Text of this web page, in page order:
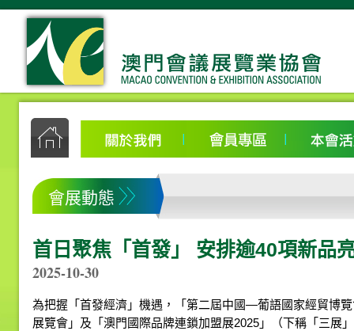
會展動態
首日聚焦「首發」 安排逾40項新品
2025-10-30
為把握「首發經濟」機遇，「第二屆中國—葡語國家經貿博
展覽會」及「澳門國際品牌連鎖加盟展2025」（下稱「三展